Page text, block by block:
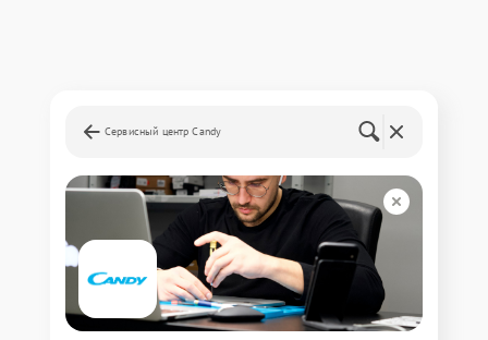
Сервисный центр Candy